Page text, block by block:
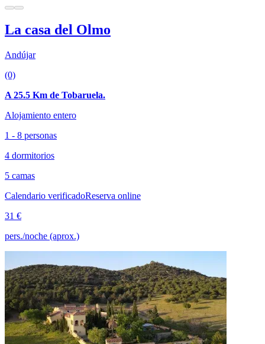
La casa del Olmo
Andújar
(0)
A 25.5 Km de Tobaruela.
Alojamiento entero
1 - 8 personas
4 dormitorios
5 camas
Calendario verificadoReserva online
31 €
pers./noche (aprox.)